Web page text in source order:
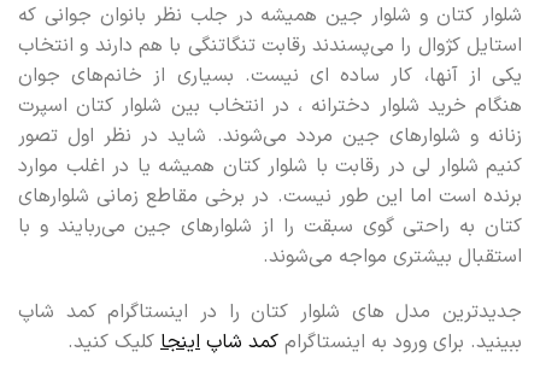
شلوار کتان و شلوار جین همیشه در جلب نظر بانوان جوانی که
استایل کژوال را می‌پسندند رقابت تنگاتنگی با هم دارند و انتخاب
یکی از آنها، کار ساده ای نیست. بسیاری از خانم‌های جوان
هنگام خرید شلوار دخترانه ، در انتخاب بین شلوار کتان اسپرت
زنانه و شلوارهای جین مردد می‌شوند. شاید در نظر اول تصور
کنیم شلوار لی در رقابت با شلوار کتان همیشه یا در اغلب موارد
برنده است اما این طور نیست. در برخی مقاطع زمانی شلوارهای
کتان به راحتی گوی سبقت را از شلوارهای جین می‌ربایند و با
استقبال بیشتری مواجه می‌شوند.
جدیدترین مدل های شلوار کتان را در اینستاگرام کمد شاپ
ببینید. برای ورود به اینستاگرامکمد شاپ اینجا کلیک کنید.